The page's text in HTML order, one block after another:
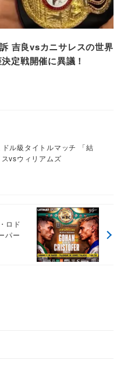
吉良vsカニサレスの世界
定戦開催に異議！
ル級タイトルマッチ 「結
vsウィリアムズ
ロド
パー